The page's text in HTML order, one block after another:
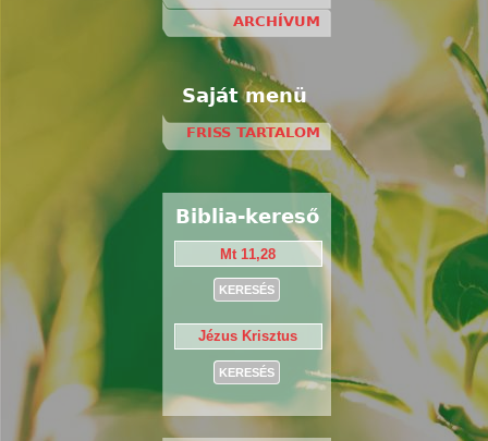
ARCHÍVUM
Saját menü
FRISS TARTALOM
Biblia-kereső